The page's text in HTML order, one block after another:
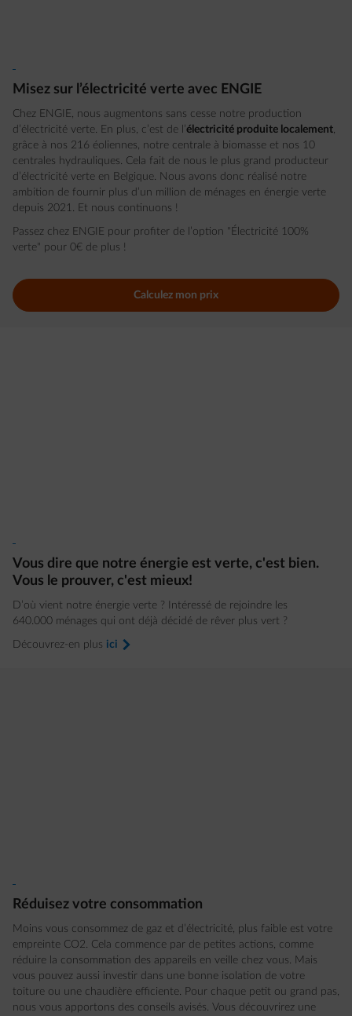
Misez sur l’électricité verte avec ENGIE
Chez ENGIE, nous augmentons sans cesse notre production
d’électricité verte. En plus, c’est de l’électricité produite localement,
grâce à nos 216 éoliennes, notre centrale à biomasse et nos 10
centrales hydrauliques. Cela fait de nous le plus grand producteur
d’électricité verte en Belgique. Nous avons donc réalisé notre
ambition de fournir plus d’un million de ménages en énergie verte
depuis 2021. Et nous continuons !
Passez chez ENGIE pour profiter de l’option "Électricité 100%
verte" pour 0€ de plus !
Calculez mon prix
Vous dire que notre énergie est verte, c'est bien.
Vous le prouver, c'est mieux!
D’où vient notre énergie verte ? Intéressé de rejoindre les
640.000 ménages qui ont déjà décidé de rêver plus vert ?
Découvrez-en plus ici arrow-right
Réduisez votre consommation
Moins vous consommez de gaz et d’électricité, plus faible est votre
empreinte CO2. Cela commence par de petites actions, comme
réduire la consommation des appareils en veille chez vous. Mais
vous pouvez aussi investir dans une bonne isolation de votre
toiture ou une chaudière efficiente. Pour chaque petit ou grand pas,
nous vous apportons des conseils avisés. Vous découvrirez une